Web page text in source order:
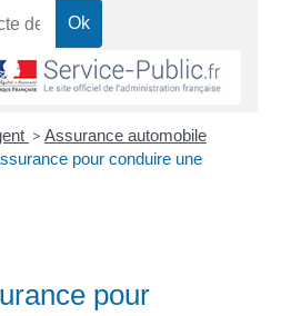
> Assurance automobile
pour conduire une
pour